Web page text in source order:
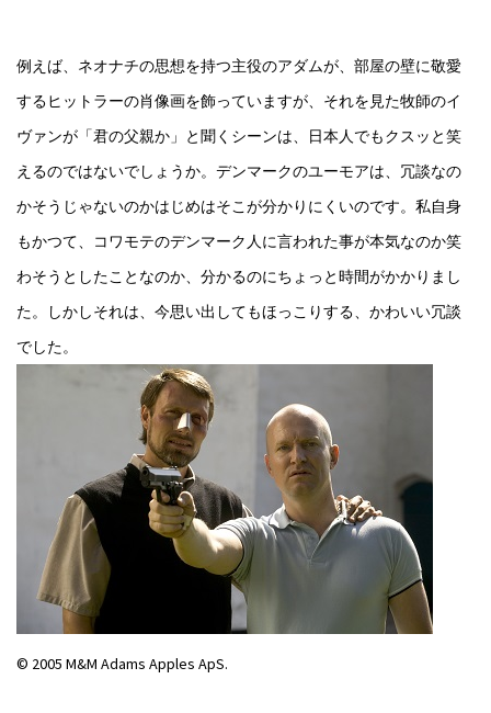
例えば、ネオナチの思想を持つ主役のアダムが、部屋の壁に敬愛
するヒットラーの肖像画を飾っていますが、それを見た牧師のイ
ヴァンが「君の父親か」と聞くシーンは、日本人でもクスッと笑
えるのではないでしょうか。デンマークのユーモアは、冗談なの
かそうじゃないのかはじめはそこが分かりにくいのです。私自身
もかつて、コワモテのデンマーク人に言われた事が本気なのか笑
わそうとしたことなのか、分かるのにちょっと時間がかかりまし
た。しかしそれは、今思い出してもほっこりする、かわいい冗談
でした。
© 2005 M&M Adams Apples ApS.